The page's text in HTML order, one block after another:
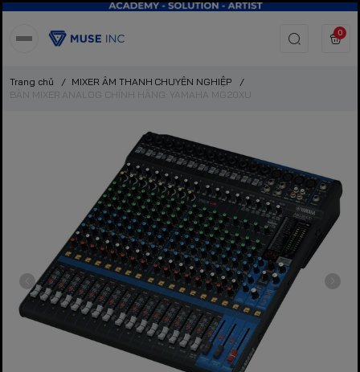
0
Trang chủ / MIXER ÂM THANH CHUYÊN NGHIỆP
/
BÀN MIXER ANALOG CHÍNH HÃNG: YAMAHA MG20XU